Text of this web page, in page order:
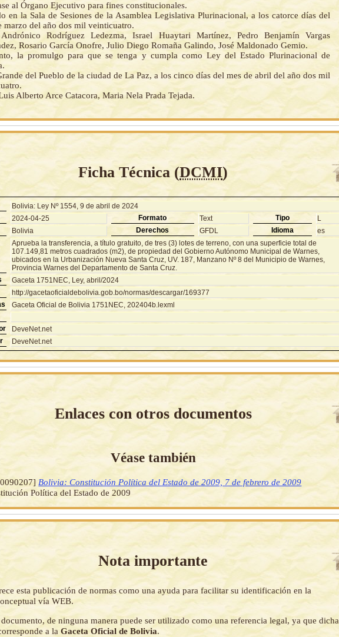
al Órgano Ejecutivo para fines constitucionales.
en la Sala de Sesiones de la Asamblea Legislativa Plurinacional, a los catorce días del
marzo del año dos mil veinticuatro.
Rodríguez Ledezma, Israel Huaytari Martínez, Pedro Benjamín Vargas
Rosario García Onofre, Julio Diego Romaña Galindo, José Maldonado Gemio.
la promulgo para que se tenga y cumpla como Ley del Estado Plurinacional de
del Pueblo de la ciudad de La Paz, a los cinco días del mes de abril del año dos mil
Alberto Arce Catacora, Maria Nela Prada Tejada.
Ficha Técnica (DCMI)
Bolivia: Ley Nº 1554, 9 de abril de 2024
2024-04-25 Formato Text Tipo
L
Bolivia Derechos GFDL Idioma es
Aprueba la transferencia, a título gratuito, de tres (3) lotes de terreno, con una superficie total de
107.149,81 metros cuadrados (m2), de propiedad del Gobierno Autónomo Municipal de Warnes,
ubicados en la Urbanización Nueva Santa Cruz, UV. 187, Manzano Nº 8 del Municipio de Warnes,
Provincia Warnes del Departamento de Santa Cruz.
Gaceta 1751NEC, Ley, abril/2024
http://gacetaoficialdebolivia.gob.bo/normas/descargar/169377
Gaceta Oficial de Bolivia 1751NEC, 202404b.lexml
DeveNet.net
DeveNet.net
Enlaces con otros documentos
Véase también
Bolivia: Constitución Política del Estado de 2009, 7 de febrero de 2009
Política del Estado de 2009
Nota importante
esta publicación de normas como una ayuda para facilitar su identificación en la
vía WEB.
de ninguna manera puede ser utilizado como una referencia legal, ya que dicha
a laGaceta Oficial de Bolivia.